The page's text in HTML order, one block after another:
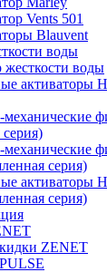
Vents 501
Blauvent
воды
жесткости воды
активаторы
серия)
активаторы
серия)
ZENET